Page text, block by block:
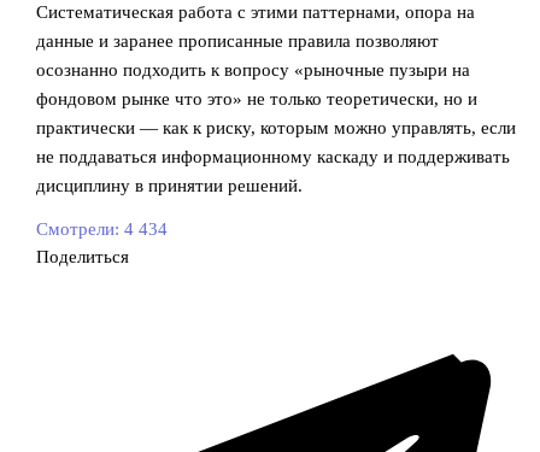
Систематическая работа с этими паттернами, опора на
данные и заранее прописанные правила позволяют
осознанно подходить к вопросу «рыночные пузыри на
фондовом рынке что это» не только теоретически, но и
практически — как к риску, которым можно управлять, если
не поддаваться информационному каскаду и поддерживать
дисциплину в принятии решений.
Смотрели: 4 434
Поделиться